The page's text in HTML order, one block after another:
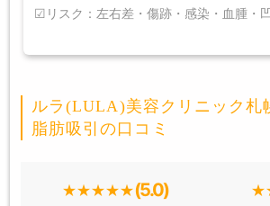
☑リスク：左右差・傷跡・感染・血腫・
ルラ(LULA)美容クリニック札
脂肪吸引の口コミ
(5.0)